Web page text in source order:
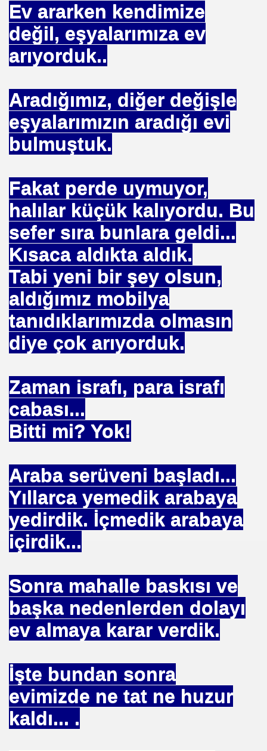
Ev ararken kendimize
değil, eşyalarımıza ev
arıyorduk..
Aradığımız, diğer değişle
eşyalarımızın aradığı evi
bulmuştuk.
Fakat perde uymuyor,
halılar küçük kalıyordu. Bu
sefer sıra bunlara geldi...
Kısaca aldıkta aldık.
Tabi yeni bir şey olsun,
aldığımız mobilya
tanıdıklarımızda olmasın
diye çok arıyorduk.
Zaman israfı, para israfı
cabası...
Bitti mi? Yok!
Araba serüveni başladı...
Yıllarca yemedik arabaya
yedirdik. İçmedik arabaya
içirdik...
Sonra mahalle baskısı ve
başka nedenlerden dolayı
ev almaya karar verdik.
İşte bundan sonra
evimizde ne tat ne huzur
kaldı... .
-TIP BULUŞLARI
GÜRSES
TIBBI =Türk+Rus+Çin Tıbbı
DURUKAN
.
Dr. Nevzat TARHAN- NP GURUP KURUMLARI
TIP TEDAVİLERİ-ANADOLU HALK
1 e Al= 5 e Sat.
Araştırmalar Mrk.
Cezalandırılan Bürokrat
Eyüp Ensari ERGİN-Mehmet Kamil BERSE.
BAŞKANI